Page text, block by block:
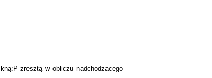
zresztą w obliczu nadchodzącego